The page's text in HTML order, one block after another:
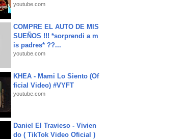
youtube.com
COMPRE EL AUTO DE MIS
SUEÑOS !!! *sorprendi a m
is padres* ??...
youtube.com
KHEA - Mami Lo Siento (Of
ficial Video) #VYFT
youtube.com
Daniel El Travieso - Vivien
do ( TikTok Video Oficial )